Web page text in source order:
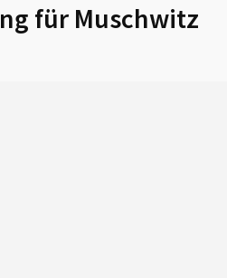
für Muschwitz